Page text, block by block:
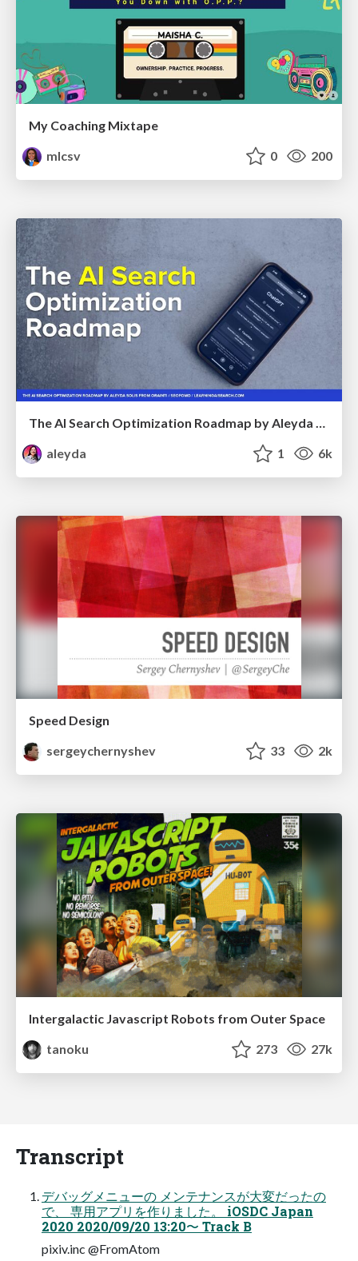
My Coaching Mixtape
mlcsv
0 200
The AI Search Optimization Roadmap by Aleyda Solis
aleyda
1 6k
Speed Design
sergeychernyshev
33 2k
Intergalactic Javascript Robots from Outer Space
tanoku
273 27k
Transcript
デバッグメニューの メンテナンスが大変だったの
で、 専用アプリを作りました。 iOSDC Japan
2020 2020/09/20 13:20〜 Track B
pixiv.inc @FromAtom